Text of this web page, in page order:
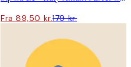
Fra 89,50 kr.179 kr.